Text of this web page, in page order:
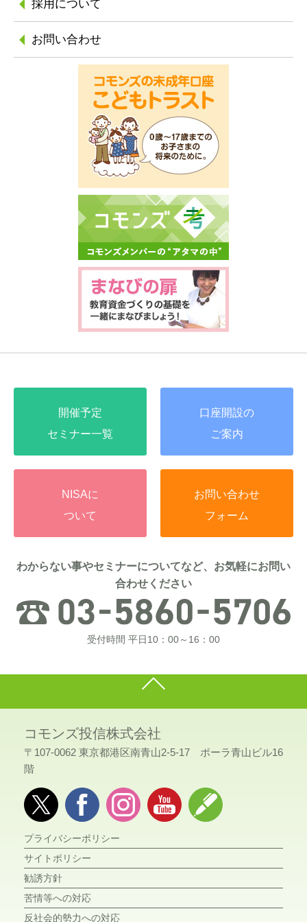
採用について
お問い合わせ
開催予定
セミナー一覧
口座開設の
ご案内
NISAに
ついて
お問い合わせ
フォーム
わからない事やセミナーについてなど、お気軽にお問い
合わせください
受付時間 平日10：00～16：00
コモンズ投信株式会社
〒107-0062 東京都港区南青山2-5-17 ポーラ青山ビル16
階
プライバシーポリシー
サイトポリシー
勧誘方針
苦情等への対応
反社会的勢力への対応